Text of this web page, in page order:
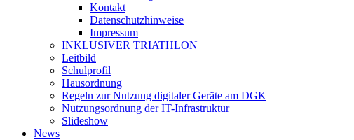
Kontakt
Datenschutzhinweise
Impressum
INKLUSIVER TRIATHLON
Leitbild
Schulprofil
Hausordnung
Regeln zur Nutzung digitaler Geräte am DGK
Nutzungsordnung der IT-Infrastruktur
Slideshow
News